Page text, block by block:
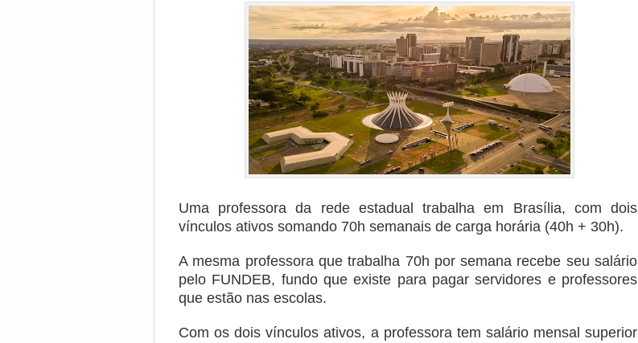
Uma professora da rede estadual trabalha em Brasília, com dois
vínculos ativos somando 70h semanais de carga horária (40h + 30h).
A mesma professora que trabalha 70h por semana recebe seu salário
pelo FUNDEB, fundo que existe para pagar servidores e professores
que estão nas escolas.
Com os dois vínculos ativos, a professora tem salário mensal superior